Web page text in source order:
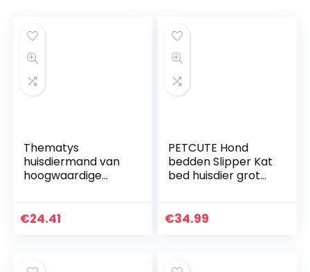
Thematys
huisdiermand van
hoogwaardige
krasbestendig huis
€24.41
PETCUTE Hond
bedden Slipper Kat
bed huisdier grot
knuffelig grot kleine
€34.99